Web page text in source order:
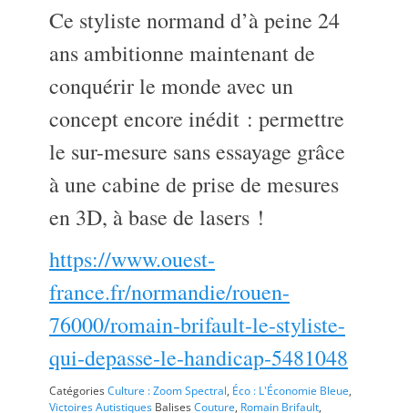
Ce styliste normand d’à peine 24
ans ambitionne maintenant de
conquérir le monde avec un
concept encore inédit : permettre
le sur-mesure sans essayage grâce
à une cabine de prise de mesures
en 3D, à base de lasers !
https://www.ouest-
france.fr/normandie/rouen-
76000/romain-brifault-le-styliste-
qui-depasse-le-handicap-5481048
CatégoriesCulture : Zoom Spectral, Éco : L'Économie Bleue,
Victoires Autistiques BalisesCouture, Romain Brifault,